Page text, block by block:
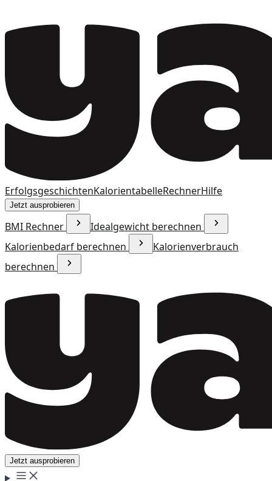
ErfolgsgeschichtenKalorientabelleRechnerHilfe
Jetzt ausprobieren
BMI Rechner
Idealgewicht berechnen
Kalorienbedarf berechnen
Kalorienverbrauch
berechnen
Jetzt ausprobieren